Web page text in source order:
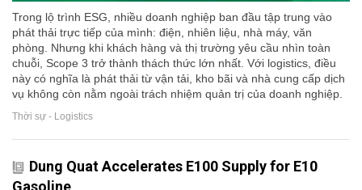
Trong lộ trình ESG, nhiều doanh nghiệp ban đầu tập trung vào
phát thải trực tiếp của mình: điện, nhiên liệu, nhà máy, văn
phòng. Nhưng khi khách hàng và thị trường yêu cầu nhìn toàn
chuỗi, Scope 3 trở thành thách thức lớn nhất. Với logistics, điều
này có nghĩa là phát thải từ vận tải, kho bãi và nhà cung cấp dịch
vụ không còn nằm ngoài trách nhiệm quản trị của doanh nghiệp.
Thời sự - Logistics
Dung Quat Accelerates E100 Supply for E10
Gasoline